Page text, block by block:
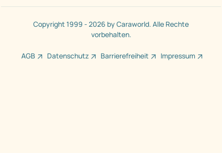
Copyright 1999 - 2026 by Caraworld. Alle Rechte
vorbehalten.
AGB Datenschutz Barrierefreiheit Impressum